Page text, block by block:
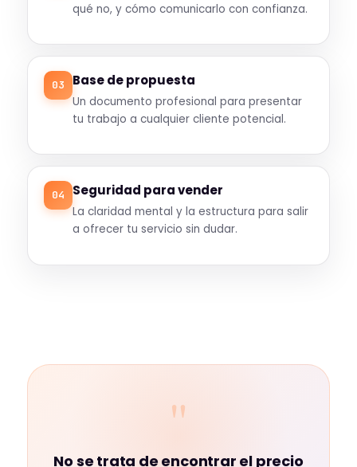
qué no, y cómo comunicarlo con confianza.
03 Base de propuesta
Un documento profesional para presentar
tu trabajo a cualquier cliente potencial.
04 Seguridad para vender
La claridad mental y la estructura para salir
a ofrecer tu servicio sin dudar.
"
No se trata de encontrar el precio